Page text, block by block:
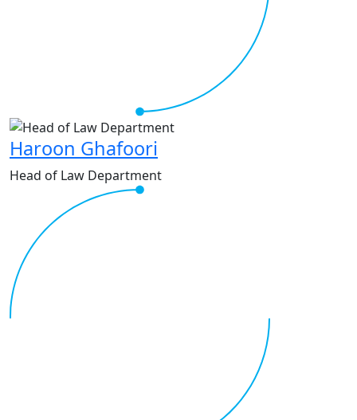
Haroon Ghafoori
Head of Law Department